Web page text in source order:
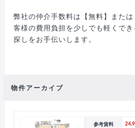
弊社の仲介手数料は【無料】また
客様の費用負担を少しでも軽くで
探しをお手伝いします。
物件アーカイブ
参考賃料